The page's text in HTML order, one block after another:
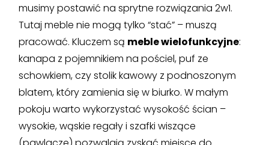
musimy postawić na sprytne rozwiązania 2w1.
Tutaj meble nie mogą tylko “stać” – muszą
pracować. Kluczem są meble wielofunkcyjne:
kanapa z pojemnikiem na pościel, puf ze
schowkiem, czy stolik kawowy z podnoszonym
blatem, który zamienia się w biurko. W małym
pokoju warto wykorzystać wysokość ścian –
wysokie, wąskie regały i szafki wiszące